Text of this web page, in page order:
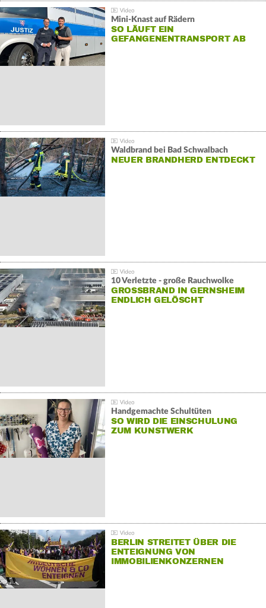
Mini-Knast auf Rädern
SO LÄUFT EIN
GEFANGENENTRANSPORT AB
Waldbrand bei Bad Schwalbach
NEUER BRANDHERD ENTDECKT
10 Verletzte - große Rauchwolke
GROSSBRAND IN GERNSHEIM E
NDLICH GELÖSCHT
Handgemachte Schultüten
SO WIRD DIE EINSCHULUNG
ZUM KUNSTWERK
BERLIN STREITET ÜBER DIE
ENTEIGNUNG VON
IMMOBILIENKONZERNEN